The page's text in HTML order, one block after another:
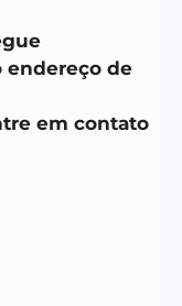
endereço de
em contato